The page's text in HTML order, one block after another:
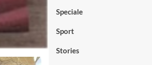
Speciale
Sport
Stories